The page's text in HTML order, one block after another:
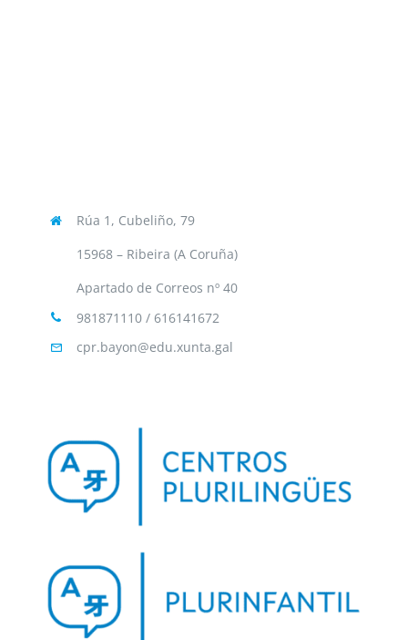
Rúa 1, Cubeliño, 79
15968 – Ribeira (A Coruña)
Apartado de Correos nº 40
981871110 / 616141672
cpr.bayon@edu.xunta.gal